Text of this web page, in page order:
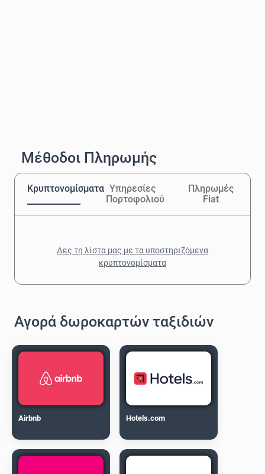
Μέθοδοι Πληρωμής
Κρυπτονομίσματα Υπηρεσίες
Πορτοφολιού
Πληρωμές
Fiat
Δες τη λίστα μας με τα υποστηριζόμενα
κρυπτονομίσματα
Αγορά δωροκαρτών ταξιδιών
Airbnb Hotels.com